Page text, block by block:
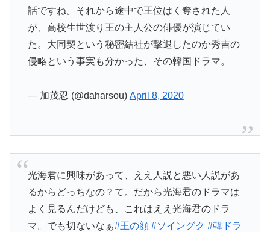
話ですね。それから途中で王位はく奪された人
が、高校生世渡り王の主人公の俳優が演じてい
た。大同契という秘密結社が撃退したのか秀吉の
侵略という事実も分かった、その韓国ドラマ。
— 加茂忍 (@daharsou) April 8, 2020
光海君に興味があって、ええ人説と悪い人説があ
るからどっちなの？て。だから光海君のドラマは
よく見るんだけども、これはええ光海君のドラ
マ。でも切ないなぁ#王の顔 #ソイングク #韓ドラ